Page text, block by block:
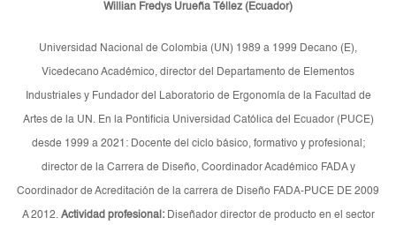
Willian Fredys Urueña Téllez (Ecuador)
Universidad Nacional de Colombia (UN) 1989 a 1999 Decano (E),
Vicedecano Académico, director del Departamento de Elementos
Industriales y Fundador del Laboratorio de Ergonomía de la Facultad de
Artes de la UN. En la Pontificia Universidad Católica del Ecuador (PUCE)
desde 1999 a 2021: Docente del ciclo básico, formativo y profesional;
director de la Carrera de Diseño, Coordinador Académico FADA y
Coordinador de Acreditación de la carrera de Diseño FADA-PUCE DE 2009
A 2012. Actividad profesional:Diseñador director de producto en el sector